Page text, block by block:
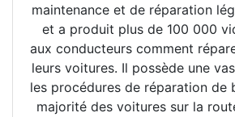
maintenance et de réparation
et a produit plus de 100 000
aux conducteurs comment
leurs voitures. Il possède une
les procédures de réparation de
majorité des voitures sur la